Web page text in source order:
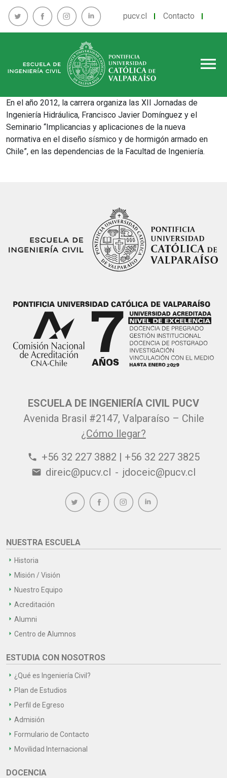
pucv.cl Contacto
menu
En el año 2012, la carrera organiza las XII Jornadas de
Ingeniería Hidráulica, Francisco Javier Domínguez y el
Seminario “Implicancias y aplicaciones de la nueva
normativa en el diseño sísmico y de hormigón armado en
Chile”, en las dependencias de la Facultad de Ingeniería.
ESCUELA DE INGENIERÍA CIVIL PUCV
Avenida Brasil #2147, Valparaíso – Chile
¿Cómo llegar?
phone +56 32 227 3882 | +56 32 227 3825
email direic@pucv.cl - jdoceic@pucv.cl
NUESTRA ESCUELA
Historia
Misión / Visión
Nuestro Equipo
Acreditación
Alumni
Centro de Alumnos
ESTUDIA CON NOSOTROS
¿Qué es Ingeniería Civil?
Plan de Estudios
Perfil de Egreso
Admisión
Formulario de Contacto
Movilidad Internacional
DOCENCIA